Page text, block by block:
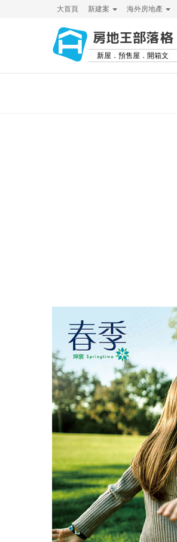
大首頁 新建案 海外房地產
房地王部落格
新屋．預售屋．開箱文